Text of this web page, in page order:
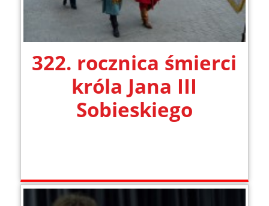
322. rocznica śmierci
króla Jana III
Sobieskiego